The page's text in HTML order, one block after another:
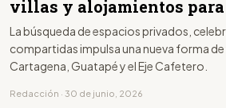
villas y alojamientos
La búsqueda de espacios privados,
compartidas impulsa una nueva forma
Cartagena, Guatapé y el Eje Cafetero.
Redacción · 30 de junio, 2026